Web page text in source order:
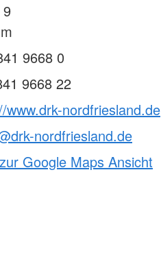
9668 0
9668 22
www.drk-nordfriesland.de
nordfriesland.de
Google Maps Ansicht